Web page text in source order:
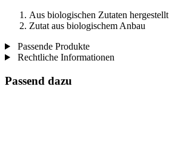
Aus biologischen Zutaten hergestellt
Zutat aus biologischem Anbau
Passende Produkte
Rechtliche Informationen
Passend dazu